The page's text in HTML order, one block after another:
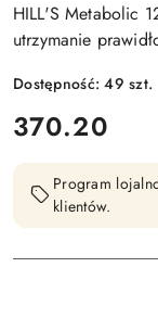
HILL'S Metabolic
utrzymanie
Dostępność:49szt.
cena:
370.20
Program
klientów.